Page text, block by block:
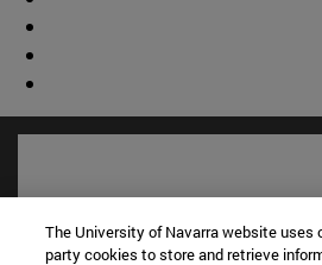
The University of Navarra website uses
party cookies to store and retrieve